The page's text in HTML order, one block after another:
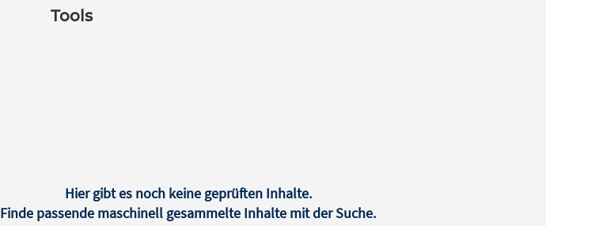
Tools
Hier gibt es noch keine geprüften Inhalte.
Finde passende maschinell gesammelte Inhalte mit der Suche.